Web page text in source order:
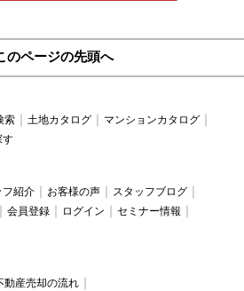
のページの先頭へ
索 土地カタログ
マンションカタログ
す
フ紹介 お客様の声
スタッフブログ
会員登録 ログイン
セミナー情報
動産売却の流れ